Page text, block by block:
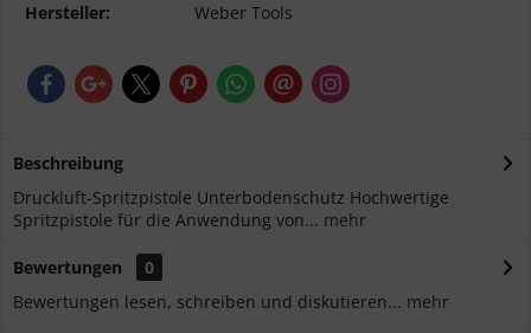
Hersteller:
Weber Tools
Beschreibung
Druckluft-Spritzpistole Unterbodenschutz Hochwertige
Spritzpistole für die Anwendung von... mehr
Bewertungen
0
Bewertungen lesen, schreiben und diskutieren... mehr